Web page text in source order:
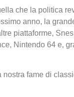
che la politica
anno, la
piattaforme,
Nintendo 64 e,
nostra fame di